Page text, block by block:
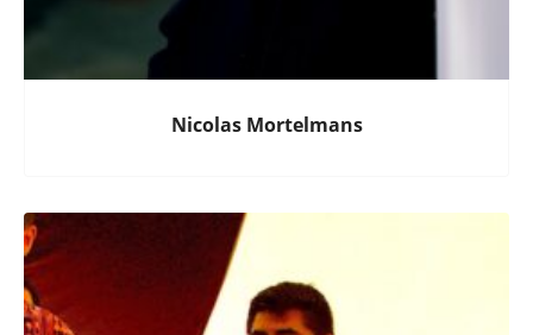
Nicolas Mortelmans